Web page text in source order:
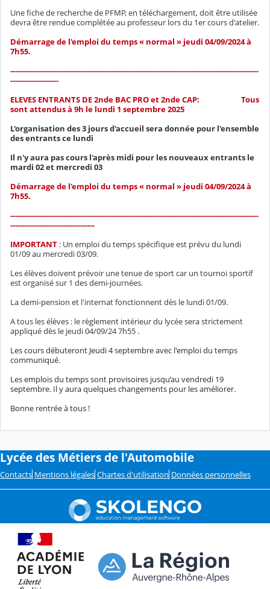
Une fiche de recherche de PFMP, en téléchargement, doit être utilisée
devra être rendue complétée au professeur lors du 1er cours d'atelier.
Démarrage de l'emploi du temps « normal » jeudi 04/09/2024 à
7h55.
-------------------------------------------------------------------------------------------------------
--------------------
ELEVES ENTRANTS DE 2nde BAC PRO et 2nde CAP:
Tous
sont attendus à 9h le lundi 1 septembre 2025
L'organisation des 3 jours d'accueil sera donnée pour l'ensemble
des entrants ce lundi
Il n'y aura pas cours l'après midi pour les nouveaux entrants le
mardi 02 et mercredi 03
Démarrage de l'emploi du temps « normal » jeudi 04/09/2024 à
7h55.
-------------------------------------------------------------------------------------------------------
-----------------------------------
IMPORTANT : Un emploi du temps spécifique est prévu du lundi
01/09 au mercredi 03/09.
Les élèves doivent prévoir une tenue de sport car un tournoi sportif
est organisé sur 1 des demi-journées.
La demi-pension et l'internat fonctionnent dès le lundi 01/09.
A tous les élèves : le règlement intérieur du lycée sera strictement
appliqué dès le jeudi 04/09/24 7h55 .
Les cours débuteront Jeudi 4 septembre avec l'emploi du temps
communiqué.
Les emplois du temps sont provisoires jusqu’au vendredi 19
septembre. Il y aura quelques changements pour les améliorer.
Bonne rentrée à tous !
Lycée des Métiers de l'Automobile
Contacts Mentions légales Chartes d'utilisation Données personnelles